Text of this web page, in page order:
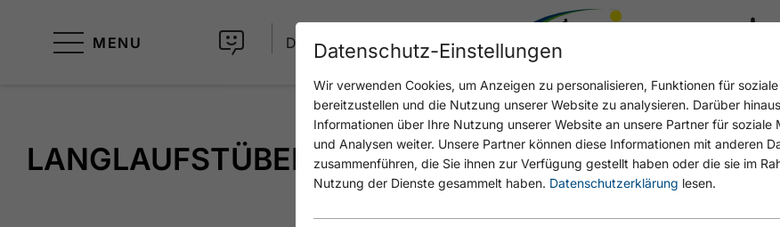
MENU DE
LANGLAUFSTÜBERL - WC
Datenschutz-Einstellungen
Wir verwenden Cookies, um Anzeigen zu personalisieren, Funktionen für
bereitzustellen und die Nutzung unserer Website zu analysieren. Darüber
Informationen über Ihre Nutzung unserer Website an unsere Partner für soziale
und Analysen weiter. Unsere Partner können diese Informationen mit anderen
zusammenführen, die Sie ihnen zur Verfügung gestellt haben oder die sie im
Nutzung der Dienste gesammelt haben. Datenschutzerklärung lesen.